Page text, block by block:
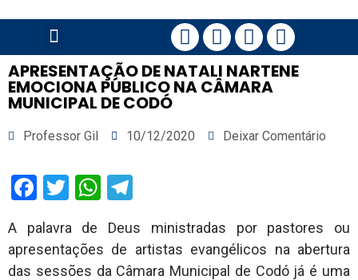
APRESENTAÇÃO DE NATALI NARTENE
EMOCIONA PÚBLICO NA CÂMARA
MUNICIPAL DE CODÓ
Professor Gil 10/12/2020 Deixar Comentário
Facebook
TwitterWhatsApp
A palavra de Deus ministradas por pastores ou
apresentações de artistas evangélicos na abertura
das sessões da Câmara Municipal de Codó já é uma